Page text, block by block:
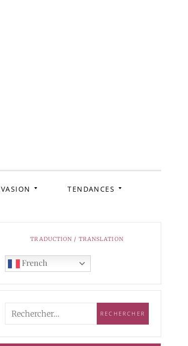
TENDANCES
TRADUCTION / TRANSLATION
French